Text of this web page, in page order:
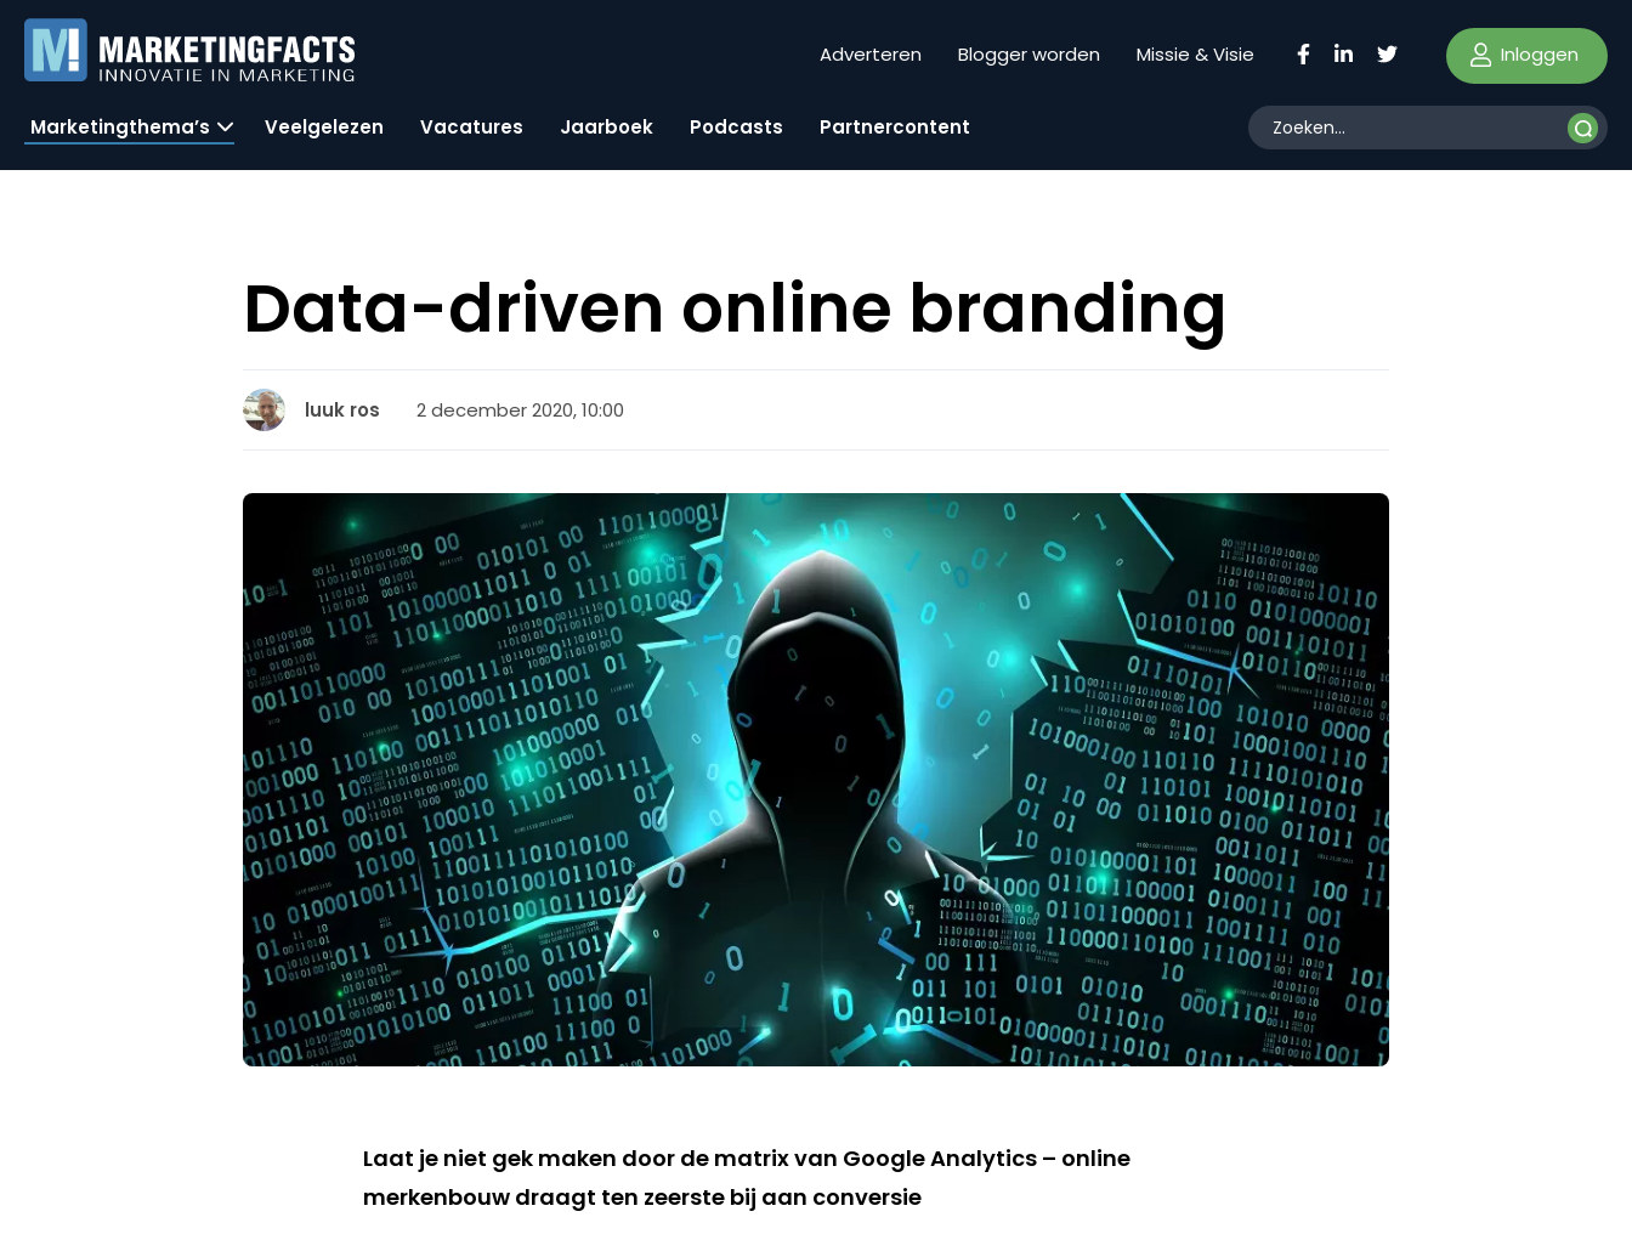
Adverteren Blogger worden Missie & Visie Inloggen
Marketingthema’s Veelgelezen Vacatures Jaarboek Podcasts Partnercontent
Data-driven online branding
luuk ros 2 december 2020, 10:00
Laat je niet gek maken door de matrix van Google Analytics – online
merkenbouw draagt ten zeerste bij aan conversie